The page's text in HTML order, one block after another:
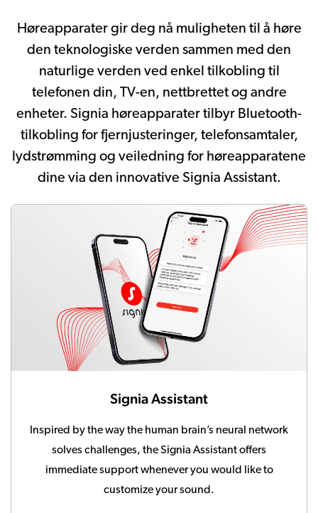
Høreapparater gir deg nå muligheten til å høre
den teknologiske verden sammen med den
naturlige verden ved enkel tilkobling til
telefonen din, TV-en, nettbrettet og andre
enheter. Signia høreapparater tilbyr Bluetooth-
tilkobling for fjernjusteringer, telefonsamtaler,
lydstrømming og veiledning for høreapparatene
dine via den innovative Signia Assistant.
Signia Assistant
Inspired by the way the human brain’s neural network
solves challenges, the Signia Assistant offers
immediate support whenever you would like to
customize your sound.